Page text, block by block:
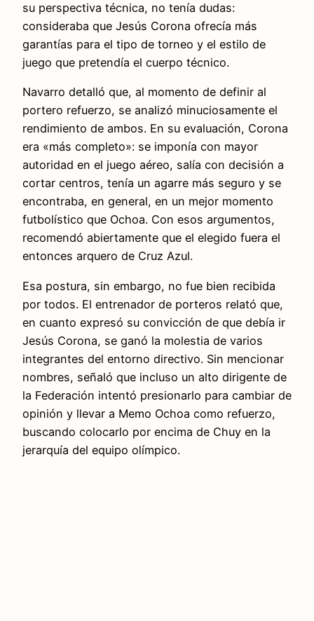
su perspectiva técnica, no tenía dudas:
consideraba que Jesús Corona ofrecía más
garantías para el tipo de torneo y el estilo de
juego que pretendía el cuerpo técnico.
Navarro detalló que, al momento de definir al
portero refuerzo, se analizó minuciosamente el
rendimiento de ambos. En su evaluación, Corona
era «más completo»: se imponía con mayor
autoridad en el juego aéreo, salía con decisión a
cortar centros, tenía un agarre más seguro y se
encontraba, en general, en un mejor momento
futbolístico que Ochoa. Con esos argumentos,
recomendó abiertamente que el elegido fuera el
entonces arquero de Cruz Azul.
Esa postura, sin embargo, no fue bien recibida
por todos. El entrenador de porteros relató que,
en cuanto expresó su convicción de que debía ir
Jesús Corona, se ganó la molestia de varios
integrantes del entorno directivo. Sin mencionar
nombres, señaló que incluso un alto dirigente de
la Federación intentó presionarlo para cambiar de
opinión y llevar a Memo Ochoa como refuerzo,
buscando colocarlo por encima de Chuy en la
jerarquía del equipo olímpico.